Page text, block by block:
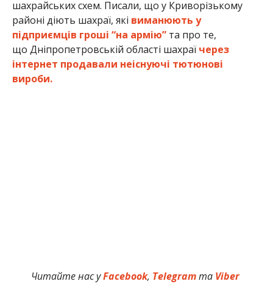
шахрайських схем. Писали, що у Криворізькому
районі діють шахраї, які виманюють у
підприємців гроші “на армію”та про те,
що Дніпропетровській області шахраї через
інтернет продавали неіснуючі тютюнові
вироби.
Читайте нас уFacebook, Telegramта Viber